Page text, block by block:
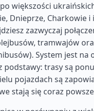
większości
Dnieprze, Charkowie i
zazwyczaj
tramwajów
System jest na
podstawy: trasy są
pojazdach są
stają się coraz